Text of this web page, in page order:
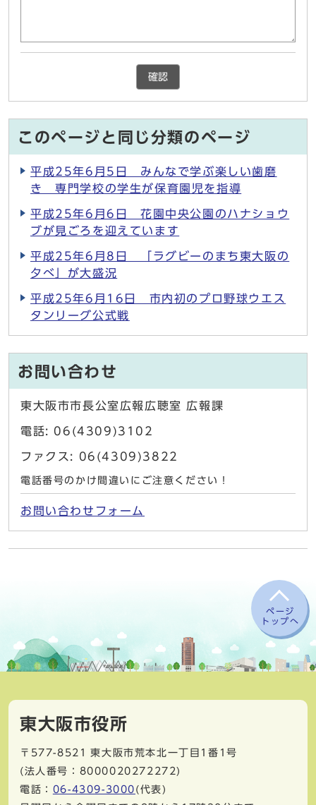
確認
このページと同じ分類のページ
平成25年6月5日 みんなで学ぶ楽しい歯磨
き 専門学校の学生が保育園児を指導
平成25年6月6日 花園中央公園のハナショウ
ブが見ごろを迎えています
平成25年6月8日 「ラグビーのまち東大阪の
夕べ」が大盛況
平成25年6月16日 市内初のプロ野球ウエス
タンリーグ公式戦
お問い合わせ
東大阪市市長公室広報広聴室 広報課
電話: 06(4309)3102
ファクス: 06(4309)3822
電話番号のかけ間違いにご注意ください！
お問い合わせフォーム
ページ
トップへ
東大阪市役所
〒577-8521
東大阪市荒本北一丁目1番1号
(法人番号：8000020272272)
電話： 06-4309-3000 (代表)